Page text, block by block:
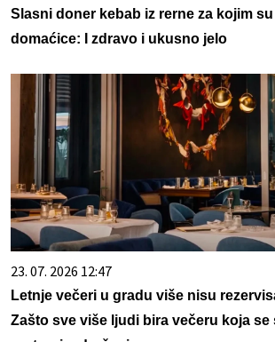
Slasni doner kebab iz rerne za kojim
domaćice: I zdravo i ukusno jelo
23. 07. 2026 12:47
Letnje večeri u gradu više nisu
Zašto sve više ljudi bira večeru koja se